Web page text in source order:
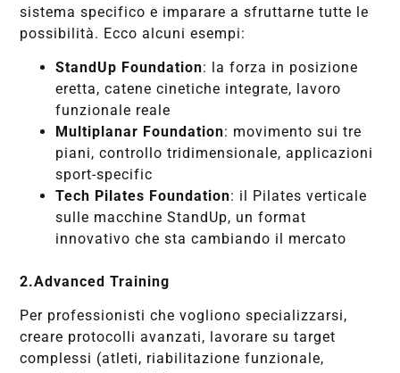
sistema specifico e imparare a sfruttarne tutte le
possibilità. Ecco alcuni esempi:
StandUp Foundation: la forza in posizione
eretta, catene cinetiche integrate, lavoro
funzionale reale
Multiplanar Foundation: movimento sui tre
piani, controllo tridimensionale, applicazioni
sport-specific
Tech Pilates Foundation: il Pilates verticale
sulle macchine StandUp, un format
innovativo che sta cambiando il mercato
2.Advanced Training
Per professionisti che vogliono specializzarsi,
creare protocolli avanzati, lavorare su target
complessi (atleti, riabilitazione funzionale,